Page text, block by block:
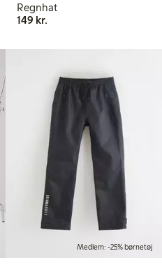
Regnhat
149 kr.149,00 kr.
Medlem: -25% børnetøj